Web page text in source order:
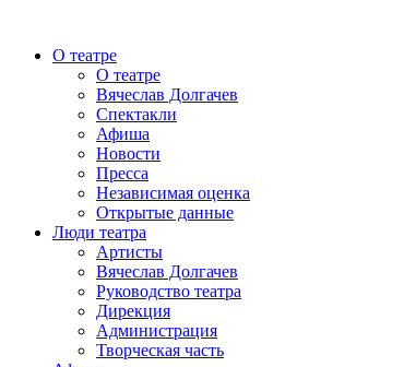
О театре
О театре
Вячеслав Долгачев
Спектакли
Афиша
Новости
Пресса
Независимая оценка
Открытые данные
Люди театра
Артисты
Вячеслав Долгачев
Руководство театра
Дирекция
Администрация
Творческая часть